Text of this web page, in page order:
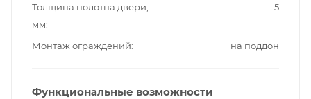
Толщина полотна двери,
мм
5
Монтаж ограждений на поддон
Функциональные возможности